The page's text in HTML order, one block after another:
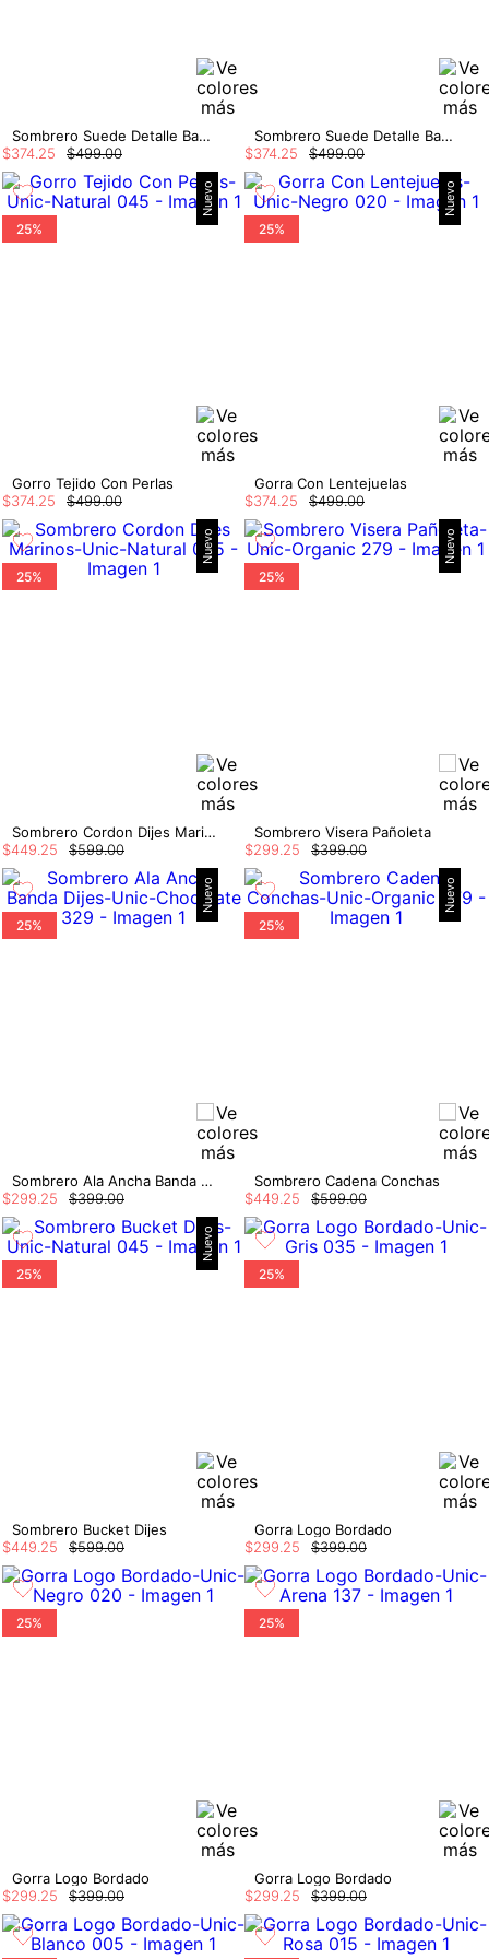
Sombrero Suede Detalle Banda
$499.00
$374 25
Sombrero Suede Detalle Banda
$499.00
$374 25
Nuevo
25%
Gorro Tejido Con Perlas
$499.00
$374.25
Nuevo
25%
Gorra Con Lentejuelas
$499.00
$374.25
Nuevo
25%
Sombrero Cordon Dijes Marinos
$599.00
$449.25
Nuevo
25%
Sombrero Visera Pañoleta
$399.00
$299.25
Nuevo
25%
Sombrero Ala Ancha Banda Dijes
$399.00
$299 25
Nuevo
25%
Sombrero Cadena Conchas
$599.00
$449 25
Nuevo
25%
Sombrero Bucket Dijes
$599.00
$449 25
25%
Gorra Logo Bordado
$399.00
$299 25
25%
Gorra Logo Bordado
$399.00
$299 25
25%
Gorra Logo Bordado
$399.00
$299 25